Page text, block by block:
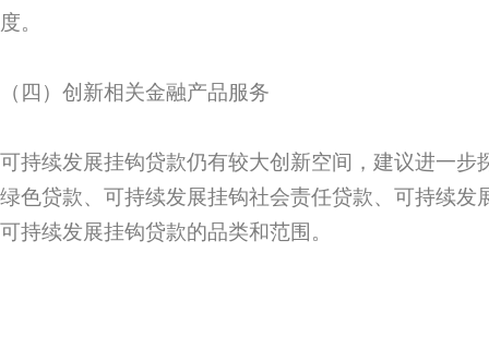
度。
（四）创新相关金融产品服务
可持续发展挂钩贷款仍有较大创新空间，建议进一步
绿色贷款、可持续发展挂钩社会责任贷款、可持续发
可持续发展挂钩贷款的品类和范围。